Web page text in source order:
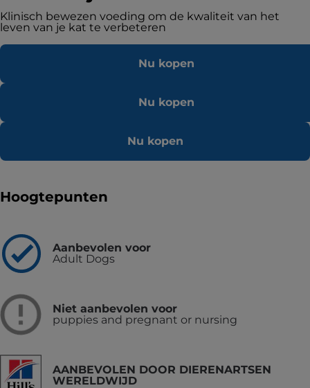
Klinisch bewezen voeding om de kwaliteit van het
leven van je kat te verbeteren
Nu kopen
Nu kopen
Nu kopen
Hoogtepunten
Aanbevolen voor
Adult Dogs
Niet aanbevolen voor
puppies and pregnant or nursing
AANBEVOLEN DOOR DIERENARTSEN
WERELDWIJD